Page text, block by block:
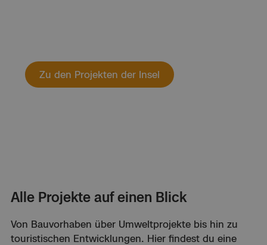
Zu den Projekten der Insel
Alle Projekte auf einen Blick
Von Bauvorhaben über Umweltprojekte bis hin zu
touristischen Entwicklungen. Hier findest du eine